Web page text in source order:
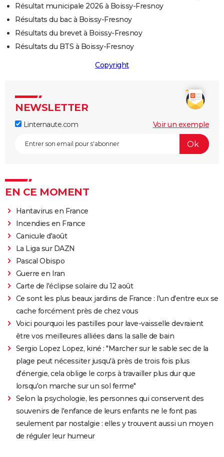
Résultat municipale 2026 à Boissy-Fresnoy
Résultats du bac à Boissy-Fresnoy
Résultats du brevet à Boissy-Fresnoy
Résultats du BTS à Boissy-Fresnoy
Copyright
NEWSLETTER
Linternaute.com Voir un exemple
EN CE MOMENT
Hantavirus en France
Incendies en France
Canicule d'août
La Liga sur DAZN
Pascal Obispo
Guerre en Iran
Carte de l'éclipse solaire du 12 août
Ce sont les plus beaux jardins de France : l'un d'entre eux se
cache forcément près de chez vous
Voici pourquoi les pastilles pour lave-vaisselle devraient
être vos meilleures alliées dans la salle de bain
Sergio Lopez Lopez, kiné : "Marcher sur le sable sec de la
plage peut nécessiter jusqu'à près de trois fois plus
d'énergie, cela oblige le corps à travailler plus dur que
lorsqu'on marche sur un sol ferme"
Selon la psychologie, les personnes qui conservent des
souvenirs de l'enfance de leurs enfants ne le font pas
seulement par nostalgie : elles y trouvent aussi un moyen
de réguler leur humeur